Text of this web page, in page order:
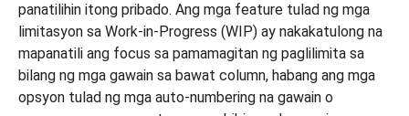
panatilihin itong pribado. Ang mga feature tulad ng mga
limitasyon sa Work-in-Progress (WIP) ay nakakatulong na
mapanatili ang focus sa pamamagitan ng paglilimita sa
bilang ng mga gawain sa bawat column, habang ang mga
opsyon tulad ng mga auto-numbering na gawain o